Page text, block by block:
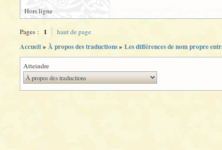
Hors ligne
Pages : 1 haut de page
Accueil» À propos des traductions» Les différences de nom propre
Atteindre